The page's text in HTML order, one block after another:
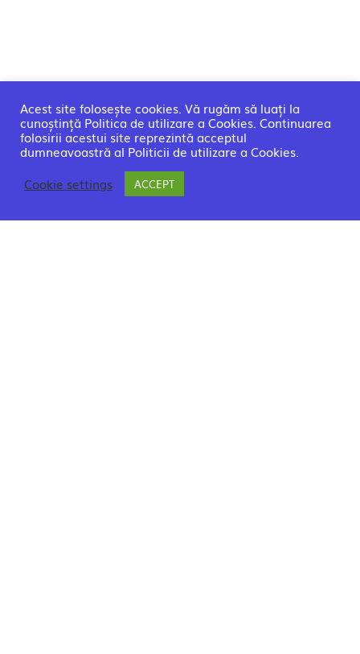
Acest site folosește cookies. Vă rugăm să luați la
cunoștință Politica de utilizare a Cookies. Continuarea
folosirii acestui site reprezintă acceptul
dumneavoastră al Politicii de utilizare a Cookies.
Cookie settings
ACCEPT